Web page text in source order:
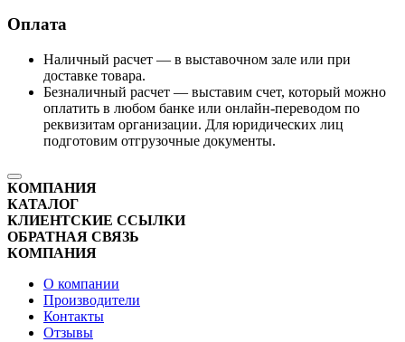
Оплата
Наличный расчет — в выставочном зале или при
доставке товара.
Безналичный расчет — выставим счет, который можно
оплатить в любом банке или онлайн-переводом по
реквизитам организации. Для юридических лиц
подготовим отгрузочные документы.
КОМПАНИЯ
КАТАЛОГ
КЛИЕНТСКИЕ ССЫЛКИ
ОБРАТНАЯ СВЯЗЬ
КОМПАНИЯ
О компании
Производители
Контакты
Отзывы